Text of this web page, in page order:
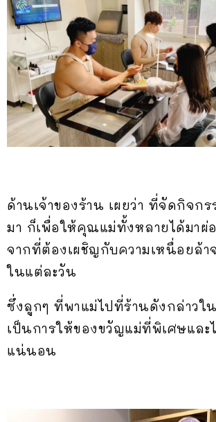
ด้านเจ้าของร้าน เผยว่า ที่จัดกิจก
มา ก็เพื่อให้คุณแม่ทั้งหลายได้มาผ่
จากที่ต้องเผชิญกับความเหนื่อยล้า
ในแต่ละวัน
ซึ่งลูกๆ ที่พาแม่ไปที่ร้านดังกล่าว
เป็นการให้ของขวัญแม่ที่พิเศษและ
แน่นอน